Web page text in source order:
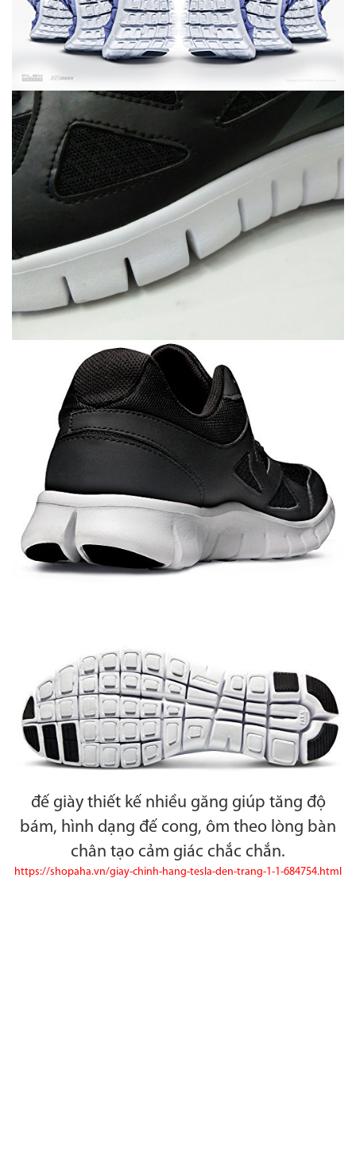
đế giày thiết kế nhiều găng giúp tăng độ
bám, hình dạng đế cong, ôm theo lòng bàn
chân tạo cảm giác chắc chắn.
https://shopaha.vn/giay-chinh-hang-tesla-den-trang-1-1-684754.html​